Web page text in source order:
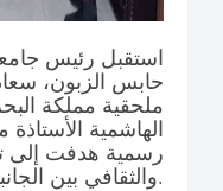
استقبل رئيس
حابس الزبون،
ملحقية مملكة
الهاشمية
رسمية هدفت إلى
والثقافي بين الجانبين.